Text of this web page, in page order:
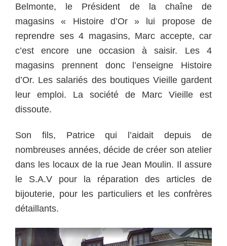
Belmonte, le Président de la chaîne de
magasins « Histoire d’Or » lui propose de
reprendre ses 4 magasins, Marc accepte, car
c’est encore une occasion à saisir. Les 4
magasins prennent donc l’enseigne Histoire
d’Or. Les salariés des boutiques Vieille gardent
leur emploi. La société de Marc Vieille est
dissoute.
Son fils, Patrice qui l’aidait depuis de
nombreuses années, décide de créer son atelier
dans les locaux de la rue Jean Moulin. Il assure
le S.A.V pour la réparation des articles de
bijouterie, pour les particuliers et les confrères
détaillants.